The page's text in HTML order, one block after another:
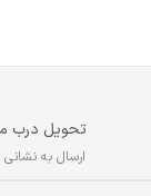
تحویل درب
ارسال به